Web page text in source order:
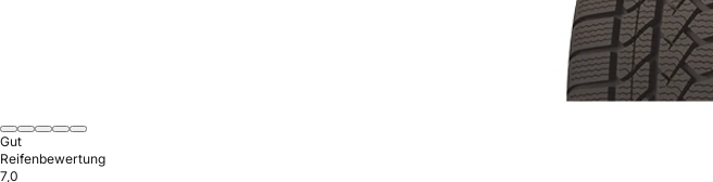
Gut
Reifenbewertung
7,0